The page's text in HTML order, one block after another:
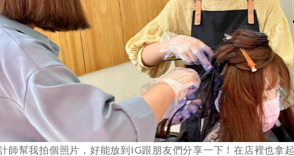
師幫我拍個照片，好能放到IG跟朋友們分享一下！在店裡也拿